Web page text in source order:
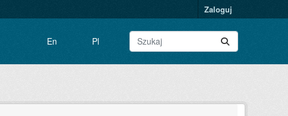
Zaloguj
En Pl